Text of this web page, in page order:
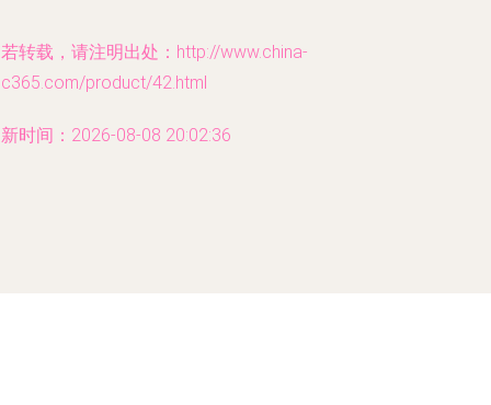
转载，请注明出处：http://www.china-
product/42.html
时间：2026-08-08 20:02:36